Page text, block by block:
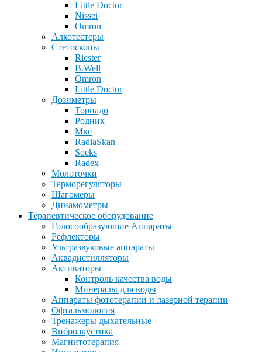
Little Doctor
Nissei
Omron
Алкотестеры
Стетоскопы
Riester
B.Well
Omron
Little Doctor
Дозиметры
Торнадо
Родник
Мкс
RadiaSkan
Soeks
Radex
Молоточки
Терморегуляторы
Шагомеры
Динамометры
Терапевтическое оборудование
Голосообразующие Аппараты
Рефлекторы
Ультразвуковые аппараты
Аквадистилляторы
Активаторы
Контроль качества воды
Минералы для воды
Аппараты фототерапии и лазерной терапии
Офтальмология
Тренажеры дыхательные
Виброакустика
Магнитотерапия